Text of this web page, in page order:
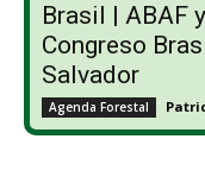
Brasil | ABAF
Congreso
Salvador
Agenda Forestal